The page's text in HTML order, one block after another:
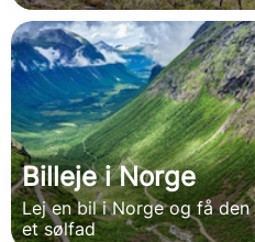
Billeje i Norge
Lej en bil i Norge og få
et sølfad